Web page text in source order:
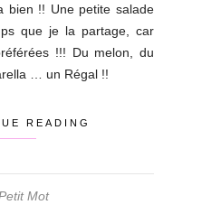
bien !! Une petite salade
que je la partage, car
!!! Du melon, du
… un Régal !!
READING
Mot